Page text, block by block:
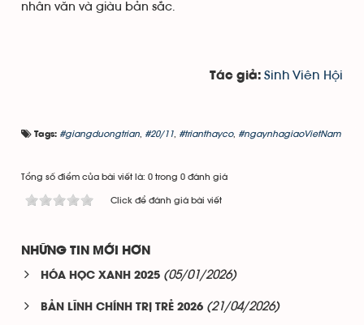
nhân văn và giàu bản sắc.
Tác giả: Sinh Viên Hội
Tags: #giangduongtrian, #20/11, #trianthayco, #ngaynhagiaoVietNam
Tổng số điểm của bài viết là: 0 trong 0 đánh giá
Click để đánh giá bài viết
NHỮNG TIN MỚI HƠN
HÓA HỌC XANH 2025 (05/01/2026)
BẢN LĨNH CHÍNH TRỊ TRẺ 2026 (21/04/2026)